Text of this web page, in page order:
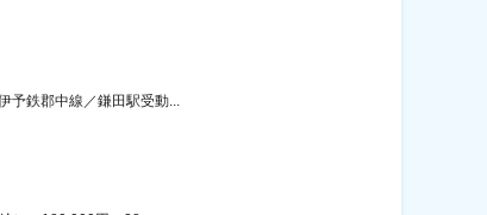
鉄郡中線／鎌田駅受動...